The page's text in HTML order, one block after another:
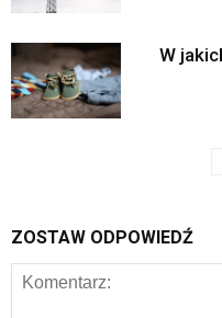
W
ZOSTAW ODPOWIEDŹ